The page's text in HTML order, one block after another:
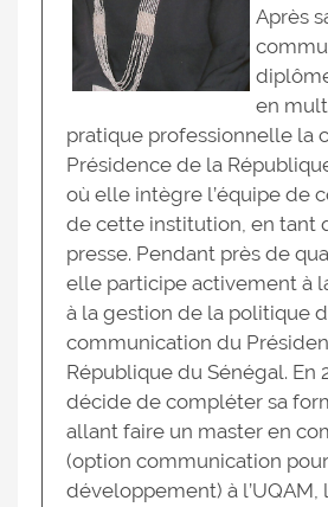
Après
en
pratique professionnelle la
Présidence de la
où elle intègre l’équipe de
de cette institution, en tant
presse. Pendant près de
elle participe activement à
à la gestion de la politique
communication du
République du Sénégal. En
décide de compléter sa
allant faire un master en
(option communication
développement) à l’UQAM,